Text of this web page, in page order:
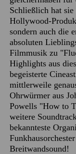
Schließlich hat sie
Hollywood-
sondern auch die
absoluten
Filmmusik zu
Highlights aus
begeisterte
mittlerweile
Ohrwürmer aus
Powells "How to
weitere
bekannteste
Breitwandsound!